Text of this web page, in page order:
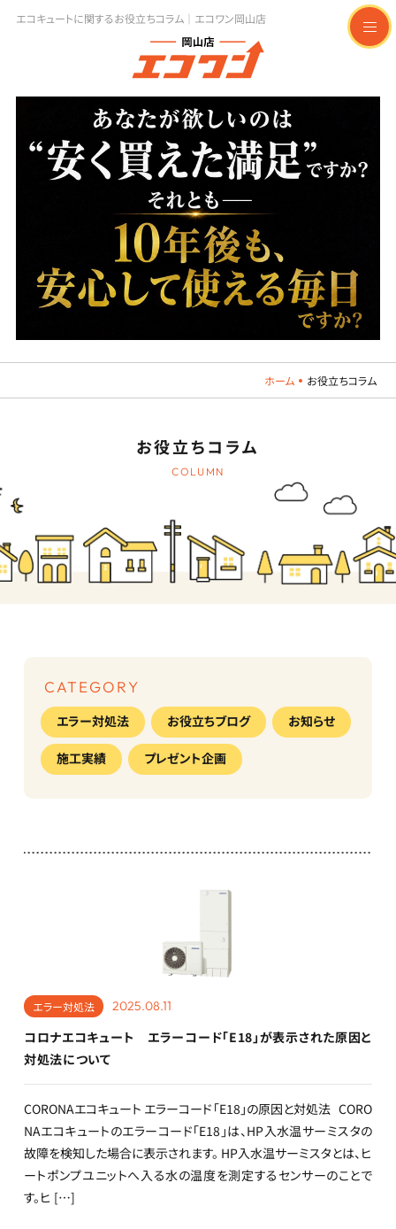
エコキュートに関するお役立ちコラム｜エコワン岡山店
t
o
ホーム お役立ちコラム
お役立ちコラム
COLUMN
CATEGORY
エラー対処法 お役立ちブログ お知らせ
施工実績 プレゼント企画
エラー対処法 2025.08.11
コロナエコキュート エラーコード「E18」が表示された原因と
対処法について
CORONAエコキュート エラーコード「E18」の原因と対処法 CORO
NAエコキュートのエラーコード「E18」は、HP入水温サーミスタの
故障を検知した場合に表示されます。 HP入水温サーミスタとは、ヒ
ートポンプユニットへ入る水の温度を測定するセンサーのことで
す。ヒ […]